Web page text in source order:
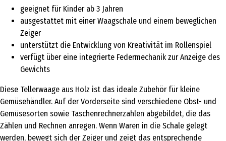
geeignet für Kinder ab 3 Jahren
ausgestattet mit einer Waagschale und einem beweglichen
Zeiger
unterstützt die Entwicklung von Kreativität im Rollenspiel
verfügt über eine integrierte Federmechanik zur Anzeige des
Gewichts
Diese Tellerwaage aus Holz ist das ideale Zubehör für kleine
Gemüsehändler. Auf der Vorderseite sind verschiedene Obst- und
Gemüsesorten sowie Taschenrechnerzahlen abgebildet, die das
Zählen und Rechnen anregen. Wenn Waren in die Schale gelegt
werden, bewegt sich der Zeiger und zeigt das entsprechende